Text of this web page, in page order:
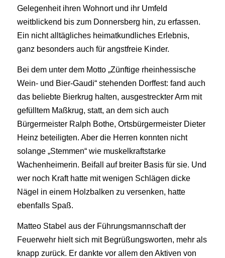
Gelegenheit ihren Wohnort und ihr Umfeld
weitblickend bis zum Donnersberg hin, zu erfassen.
Ein nicht alltägliches heimatkundliches Erlebnis,
ganz besonders auch für angstfreie Kinder.
Bei dem unter dem Motto „Zünftige rheinhessische
Wein- und Bier-Gaudi“ stehenden Dorffest: fand auch
das beliebte Bierkrug halten, ausgestreckter Arm mit
gefülltem Maßkrug, statt, an dem sich auch
Bürgermeister Ralph Bothe, Ortsbürgermeister Dieter
Heinz beteiligten. Aber die Herren konnten nicht
solange „Stemmen“ wie muskelkraftstarke
Wachenheimerin. Beifall auf breiter Basis für sie. Und
wer noch Kraft hatte mit wenigen Schlägen dicke
Nägel in einem Holzbalken zu versenken, hatte
ebenfalls Spaß.
Matteo Stabel aus der Führungsmannschaft der
Feuerwehr hielt sich mit Begrüßungsworten, mehr als
knapp zurück. Er dankte vor allem den Aktiven von